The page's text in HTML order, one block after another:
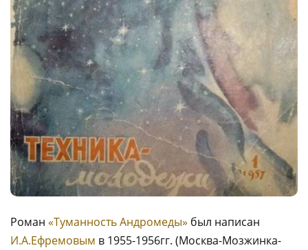
Роман «Туманность Андромеды» был написан
И.А.Ефремовым в 1955-1956гг. (Москва-Мозжинка-